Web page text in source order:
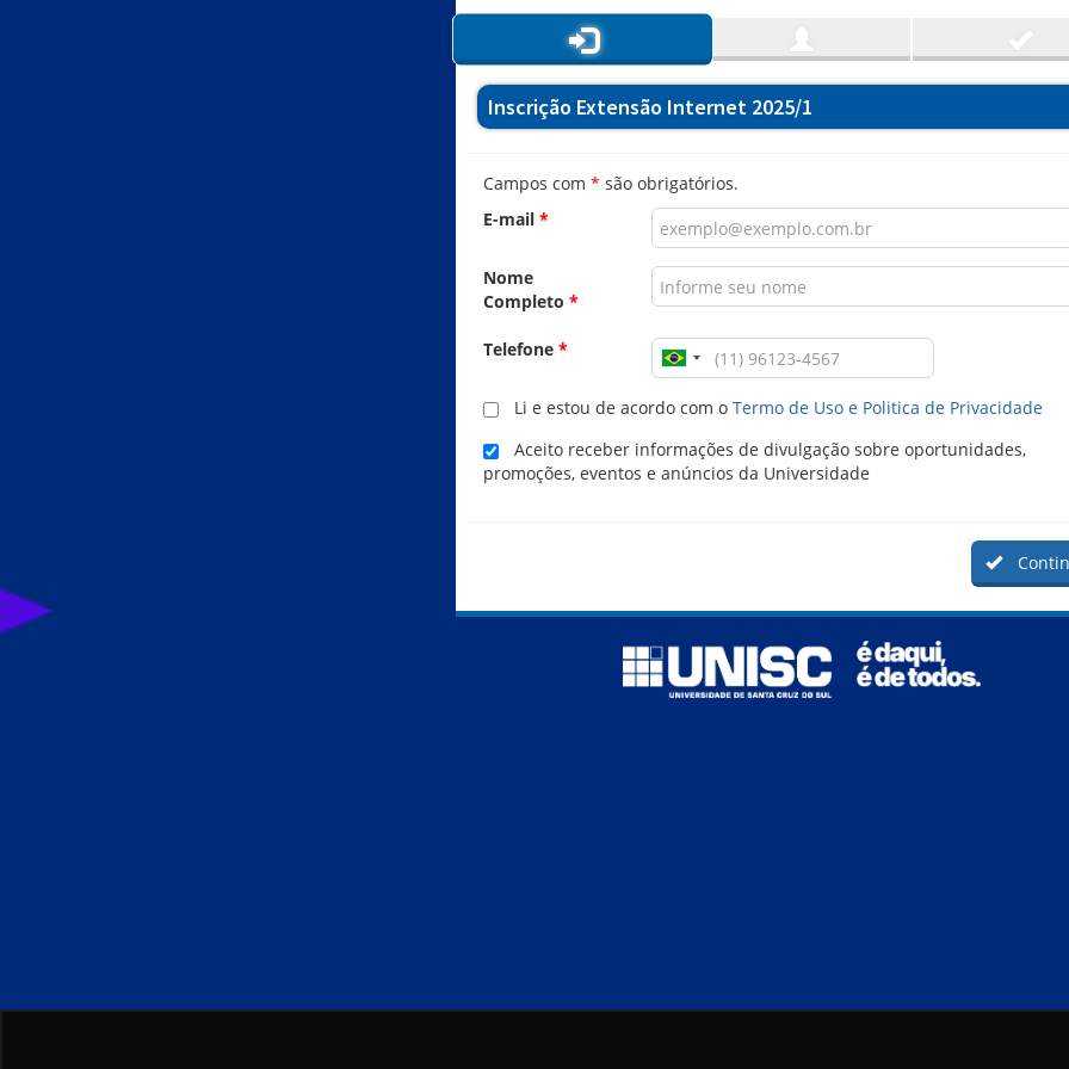
Inscrição Extensão Internet 2025/1
Campos com * são obrigatórios.
E-mail *
Nome
Completo *
Telefone *
Li e estou de acordo com o Termo de Uso e Politica de Privacidade
Aceito receber informações de divulgação sobre oportunidades,
promoções, eventos e anúncios da Universidade